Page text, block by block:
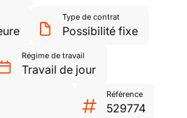
Type de contrat
Possibilité fixe
Régime de travail
Travail de jour
Référence
529774